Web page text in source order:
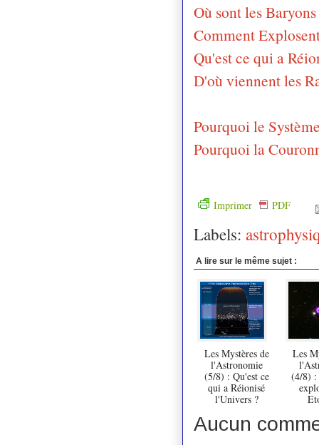
Où sont les
Comment
Qu'est ce qui a
D'où viennent les
Pourquoi le
Pourquoi la
Imprimer PDF
Labels:
A lire sur le même sujet :
Les Mystères de
l'Astronomie
(5/8) : Qu'est ce
qui a Réionisé
l'Univers ?
Les
(4/8) :
Aucun